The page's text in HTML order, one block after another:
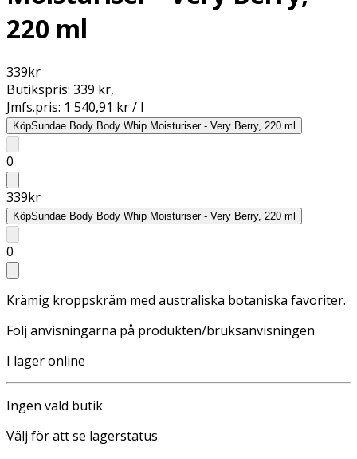
220 ml
339kr
Butikspris: 339 kr,
Jmfs.pris: 1 540,91 kr / l
KöpSundae Body Body Whip Moisturiser - Very Berry, 220 ml
0
339kr
KöpSundae Body Body Whip Moisturiser - Very Berry, 220 ml
0
Krämig kroppskräm med australiska botaniska favoriter.
Följ anvisningarna på produkten/bruksanvisningen
I lager online
Ingen vald butik
Välj för att se lagerstatus